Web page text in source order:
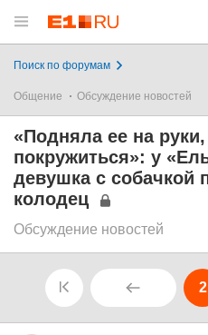
Поиск по форумам
Общение Обсуждение новостей
«Подняла ее на
покружиться»: у
девушка с собачкой
колодец
Обсуждение новостей
2